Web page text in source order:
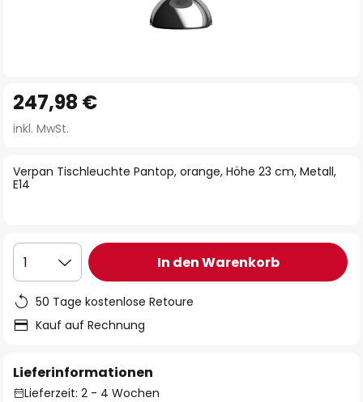
Anfang
der
springen
Verpan Tischleuchte Pantop, orange, Höhe 23 cm, Metall,
E14
247,98 €
inkl. MwSt.
1 In den Warenkorb
50 Tage kostenlose Retoure
Kauf auf Rechnung
Lieferinformationen
Lieferzeit: 2 - 4 Wochen